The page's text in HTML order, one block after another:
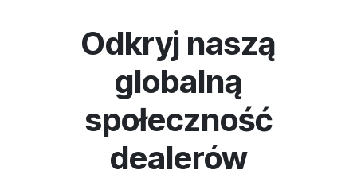
Odkryj naszą
globalną
społeczność
dealerów